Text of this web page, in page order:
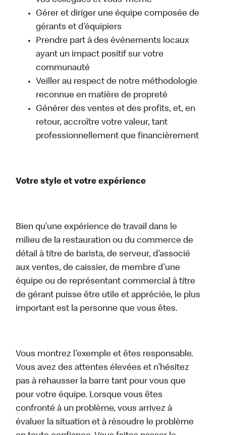
Gérer et diriger une équipe composée de
gérants et d’équipiers
Prendre part à des événements locaux
ayant un impact positif sur votre
communauté
Veiller au respect de notre méthodologie
reconnue en matière de propreté
Générer des ventes et des profits, et, en
retour, accroître votre valeur, tant
professionnellement que financièrement
Votre style et votre expérience
Bien qu’une expérience de travail dans le
milieu de la restauration ou du commerce de
détail à titre de barista, de serveur, d’associé
aux ventes, de caissier, de membre d’une
équipe ou de représentant commercial à titre
de gérant puisse être utile et appréciée, le plus
important est la personne que vous êtes.
Vous montrez l’exemple et êtes responsable.
Vous avez des attentes élevées et n’hésitez
pas à rehausser la barre tant pour vous que
pour votre équipe. Lorsque vous êtes
confronté à un problème, vous arrivez à
évaluer la situation et à résoudre le problème